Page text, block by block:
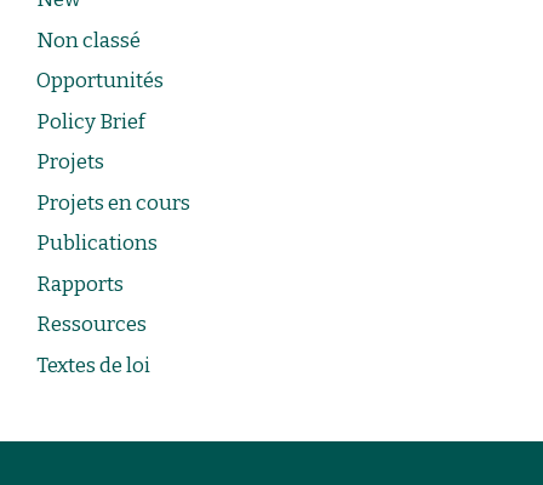
Non classé
Opportunités
Policy Brief
Projets
Projets en cours
Publications
Rapports
Ressources
Textes de loi